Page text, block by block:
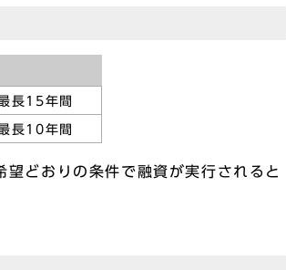
15年間
10年間
どおりの条件で融資が実行されると